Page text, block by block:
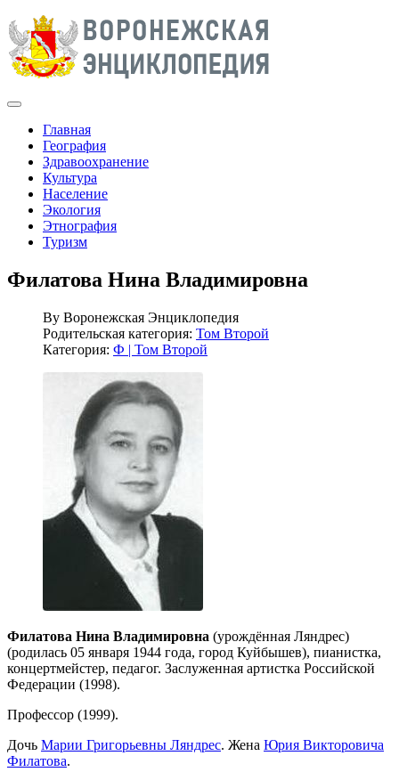
Главная
География
Здравоохранение
Культура
Население
Экология
Этнография
Туризм
Филатова Нина Владимировна
By Воронежская Энциклопедия
Родительская категория: Том Второй
Категория: Ф | Том Второй
Филатова Нина Владимировна (урождённая Ляндрес)
(родилась 05 января 1944 года, город Куйбышев), пианистка,
концертмейстер, педагог. Заслуженная артистка Российской
Федерации (1998).
Профессор (1999).
Дочь Марии Григорьевны Ляндрес. Жена Юрия Викторовича
Филатова.